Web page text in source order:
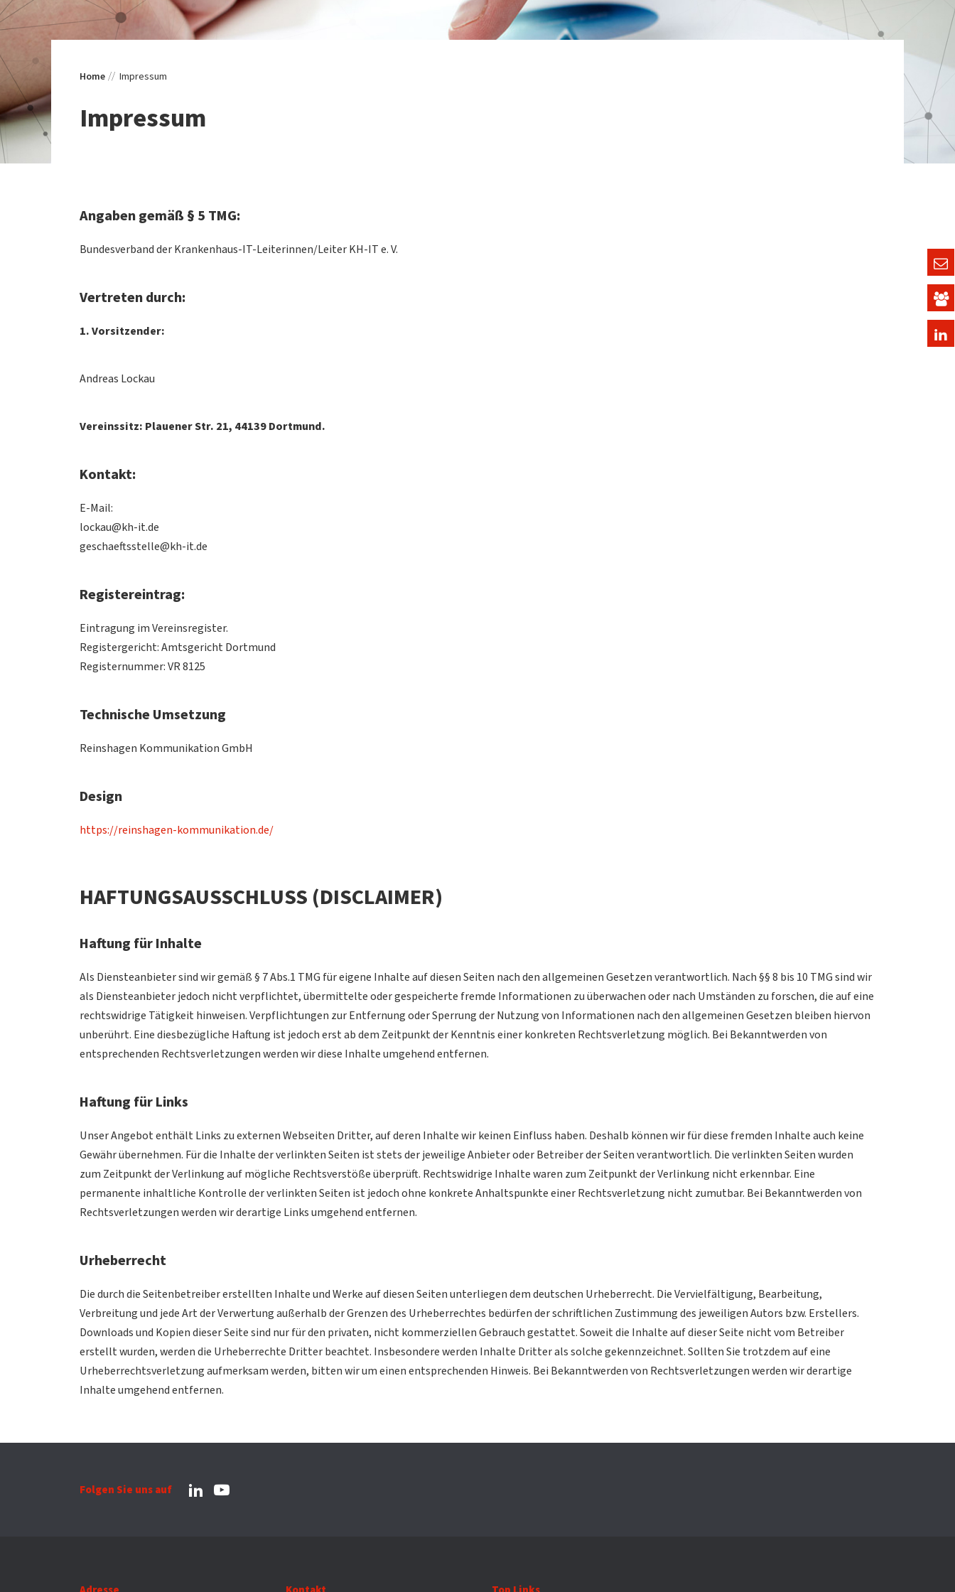
Home Impressum
Impressum
Angaben gemäß § 5 TMG:
Bundesverband der Krankenhaus-IT-Leiterinnen/Leiter KH-IT e. V.
Vertreten durch:
1. Vorsitzender:
Andreas Lockau
Vereinssitz: Plauener Str. 21, 44139 Dortmund.
Kontakt:
E-Mail:
lockau@kh-it.de
geschaeftsstelle@kh-it.de
Registereintrag:
Eintragung im Vereinsregister.
Registergericht: Amtsgericht Dortmund
Registernummer: VR 8125
Technische Umsetzung
Reinshagen Kommunikation GmbH
Design
https://reinshagen-kommunikation.de/
HAFTUNGSAUSSCHLUSS (DISCLAIMER)
Haftung für Inhalte
Als Diensteanbieter sind wir gemäß § 7 Abs.1 TMG für eigene Inhalte auf diesen Seiten nach den allgemeinen Gesetzen verantwortlich. Nach §§ 8 bis 10 TMG sind wir
als Diensteanbieter jedoch nicht verpflichtet, übermittelte oder gespeicherte fremde Informationen zu überwachen oder nach Umständen zu forschen, die auf eine
rechtswidrige Tätigkeit hinweisen. Verpflichtungen zur Entfernung oder Sperrung der Nutzung von Informationen nach den allgemeinen Gesetzen bleiben hiervon
unberührt. Eine diesbezügliche Haftung ist jedoch erst ab dem Zeitpunkt der Kenntnis einer konkreten Rechtsverletzung möglich. Bei Bekanntwerden von
entsprechenden Rechtsverletzungen werden wir diese Inhalte umgehend entfernen.
Haftung für Links
Unser Angebot enthält Links zu externen Webseiten Dritter, auf deren Inhalte wir keinen Einfluss haben. Deshalb können wir für diese fremden Inhalte auch keine
Gewähr übernehmen. Für die Inhalte der verlinkten Seiten ist stets der jeweilige Anbieter oder Betreiber der Seiten verantwortlich. Die verlinkten Seiten wurden
zum Zeitpunkt der Verlinkung auf mögliche Rechtsverstöße überprüft. Rechtswidrige Inhalte waren zum Zeitpunkt der Verlinkung nicht erkennbar. Eine
permanente inhaltliche Kontrolle der verlinkten Seiten ist jedoch ohne konkrete Anhaltspunkte einer Rechtsverletzung nicht zumutbar. Bei Bekanntwerden von
Rechtsverletzungen werden wir derartige Links umgehend entfernen.
Urheberrecht
Die durch die Seitenbetreiber erstellten Inhalte und Werke auf diesen Seiten unterliegen dem deutschen Urheberrecht. Die Vervielfältigung, Bearbeitung,
Verbreitung und jede Art der Verwertung außerhalb der Grenzen des Urheberrechtes bedürfen der schriftlichen Zustimmung des jeweiligen Autors bzw. Erstellers.
Downloads und Kopien dieser Seite sind nur für den privaten, nicht kommerziellen Gebrauch gestattet. Soweit die Inhalte auf dieser Seite nicht vom Betreiber
erstellt wurden, werden die Urheberrechte Dritter beachtet. Insbesondere werden Inhalte Dritter als solche gekennzeichnet. Sollten Sie trotzdem auf eine
Urheberrechtsverletzung aufmerksam werden, bitten wir um einen entsprechenden Hinweis. Bei Bekanntwerden von Rechtsverletzungen werden wir derartige
Inhalte umgehend entfernen.
Folgen Sie uns auf